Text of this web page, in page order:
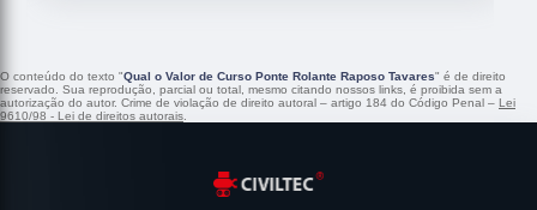
O conteúdo do texto "Qual o Valor de Curso Ponte Rolante Raposo Tavares" é de direito
reservado. Sua reprodução, parcial ou total, mesmo citando nossos links, é proibida sem a
autorização do autor. Crime de violação de direito autoral – artigo 184 do Código Penal – Lei
9610/98 - Lei de direitos autorais.